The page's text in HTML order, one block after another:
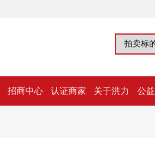
招商中心 认证商家 关于洪力 公